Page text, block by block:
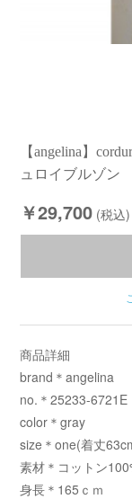
【angelina】
ュロイブルゾン
￥29,700 (税込)
商品詳細
brand＊angelina
no.＊25233-6721E
color＊gray
size＊one(着丈
素材＊コットン
身長＊165ｃｍ